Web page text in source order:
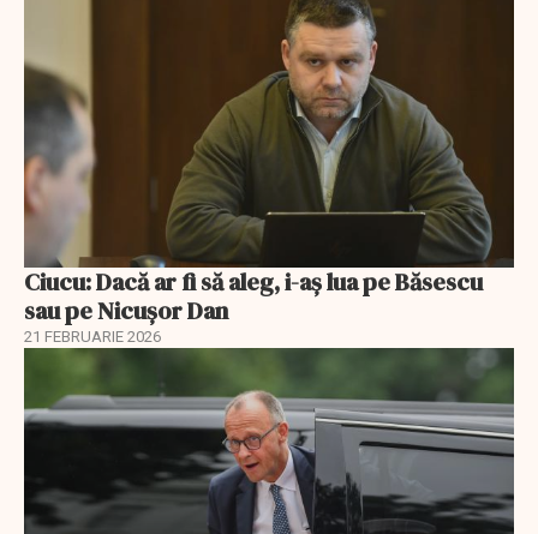
Ciucu: Dacă ar fi să aleg, i-aș lua pe Băsescu
sau pe Nicușor Dan
21 FEBRUARIE 2026